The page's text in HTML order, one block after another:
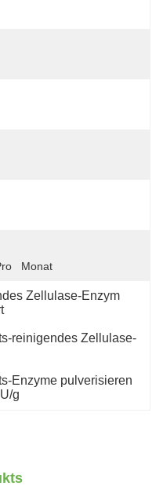
Monat
Zellulase-Enzym
reinigendes Zellulase-
Enzyme pulverisieren
g